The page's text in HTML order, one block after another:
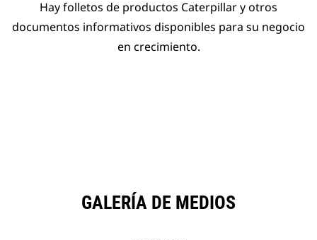
Hay folletos de productos Caterpillar y otros
documentos informativos disponibles para su negocio
en crecimiento.
GALERÍA DE MEDIOS